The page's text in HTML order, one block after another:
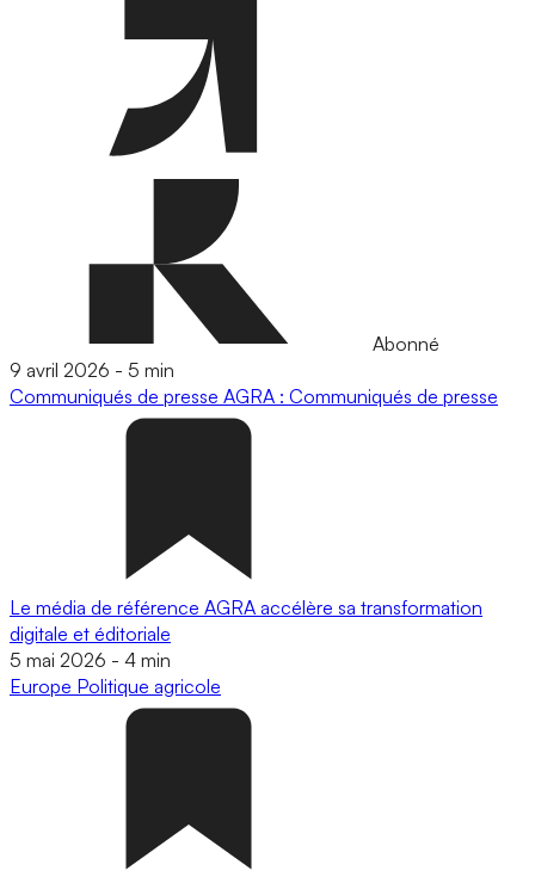
Abonné
9 avril 2026 - 5 min
Communiqués de presse AGRA : Communiqués de presse
Le média de référence AGRA accélère sa transformation
digitale et éditoriale
5 mai 2026 - 4 min
Europe Politique agricole